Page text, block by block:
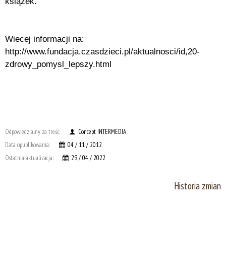
Wiecej informacji na:
http://www.fundacja.czasdzieci.pl/aktualnosci/id,20-
zdrowy_pomysl_lepszy.html
Odpowiedzialny za treść:
Concept INTERMEDIA
Data opublikowania:
04 / 11 / 2012
Ostatnia aktualizacja:
29 / 04 / 2022
Historia zmian